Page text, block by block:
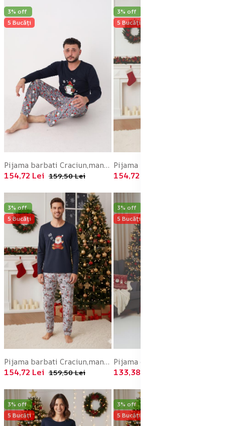
3% off
5 Bucăți
Pijama barbati Craciun,maneca lunga si pantaloni lungi,imprimeu pitic,En-gros
154,72 Lei 159,50 Lei
3% off
5 Bucăți
154,72 Lei
3% off
5 Bucăți
Pijama barbati Craciun,maneca lunga si pantaloni lungi,imprimeu ho ho,En-gros
154,72 Lei 159,50 Lei
3% off
5 Bucăți
133,38 Lei
3% off
5 Bucăți
3% off
5 Bucăți